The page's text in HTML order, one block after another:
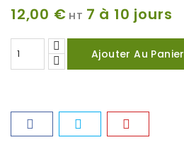
12,00 € HT 7 à 10 jours
Ajouter Au Panier